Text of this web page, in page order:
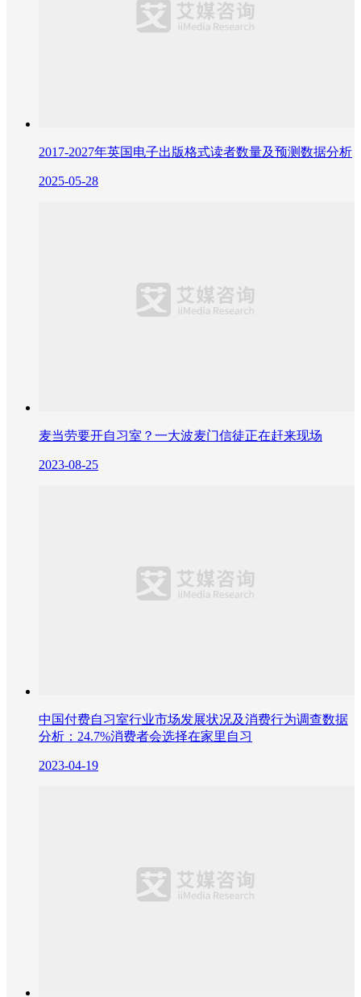
2017-2027年英国电子出版格式读者数量及预测数据分析
2025-05-28
麦当劳要开自习室？一大波麦门信徒正在赶来现场
2023-08-25
中国付费自习室行业市场发展状况及消费行为调查数据
分析：24.7%消费者会选择在家里自习
2023-04-19